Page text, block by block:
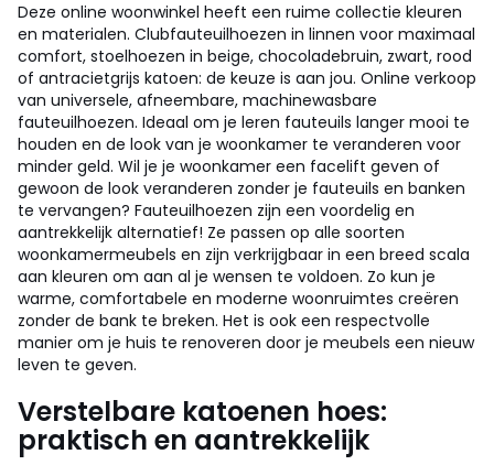
Deze online woonwinkel heeft een ruime collectie kleuren
en materialen. Clubfauteuilhoezen in linnen voor maximaal
comfort, stoelhoezen in beige, chocoladebruin, zwart, rood
of antracietgrijs katoen: de keuze is aan jou. Online verkoop
van universele, afneembare, machinewasbare
fauteuilhoezen. Ideaal om je leren fauteuils langer mooi te
houden en de look van je woonkamer te veranderen voor
minder geld. Wil je je woonkamer een facelift geven of
gewoon de look veranderen zonder je fauteuils en banken
te vervangen? Fauteuilhoezen zijn een voordelig en
aantrekkelijk alternatief! Ze passen op alle soorten
woonkamermeubels en zijn verkrijgbaar in een breed scala
aan kleuren om aan al je wensen te voldoen. Zo kun je
warme, comfortabele en moderne woonruimtes creëren
zonder de bank te breken. Het is ook een respectvolle
manier om je huis te renoveren door je meubels een nieuw
leven te geven.
Verstelbare katoenen hoes:
praktisch en aantrekkelijk